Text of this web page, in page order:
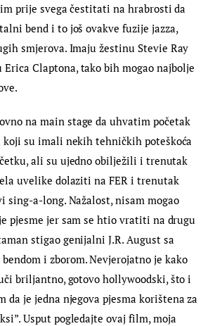
prije svega čestitati na hrabrosti da
bend i to još ovakve fuzije jazza,
smjerova. Imaju žestinu Stevie Ray
Erica Claptona, tako bih mogao najbolje
na main stage da uhvatim početak
koji su imali nekih tehničkih poteškoća
ali su ujedno obilježili i trenutak
uvelike dolaziti na FER i trenutak
sing-a-long. Nažalost, nisam mogao
pjesme jer sam se htio vratiti na drugu
stigao genijalni J.R. August sa
i zborom. Nevjerojatno je kako
briljantno, gotovo hollywoodski, što i
da je jedna njegova pjesma korištena za
Usput pogledajte ovaj film, moja